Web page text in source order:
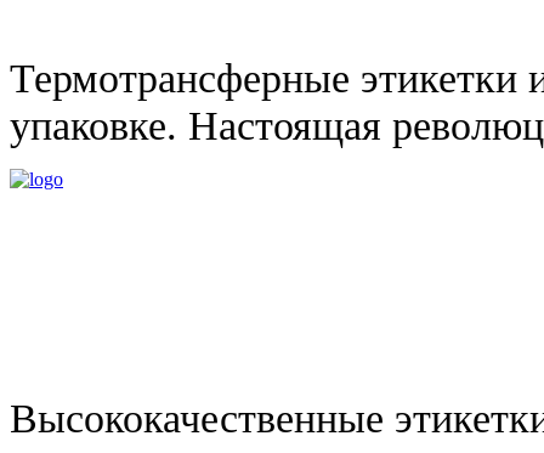
Термотрансферные этикетки
упаковке. Настоящая
Высококачественные